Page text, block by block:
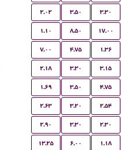
۲.۰۲ ۳.۵۰ ۳.۳۰
۱.۱۰ ۸.۵۰ ۱۷.۰۰
۷.۰۰ ۴.۷۵ ۱.۳۶
۲.۱۸ ۳.۳۰ ۳.۱۵
۱.۶۹ ۳.۵۰ ۴.۷۵
۲.۶۳ ۳.۲۰ ۲.۵۴
۲.۹۰ ۳.۳۰ ۲.۳۰
۱۳.۲۵ ۶.۰۰ ۱.۱۸